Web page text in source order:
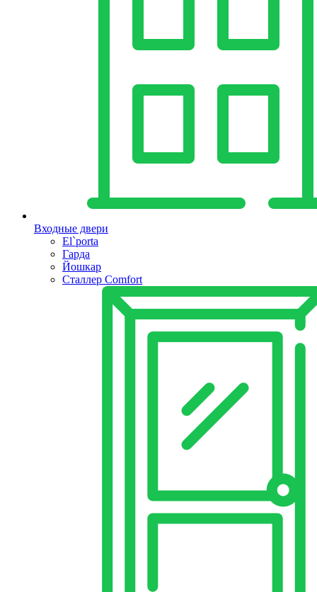
Входные двери
El`porta
Гарда
Йошкар
Сталлер Comfort